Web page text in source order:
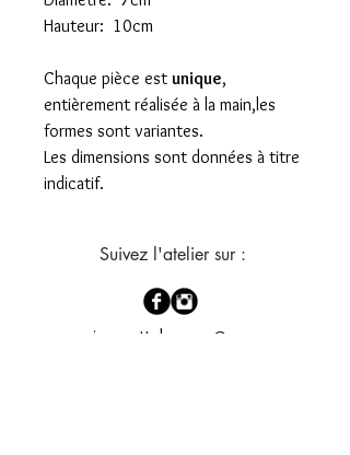
Hauteur: 10cm
Chaque pièce est unique,
entièrement réalisée à la main,les
formes sont variantes.
Les dimensions sont données à titre
indicatif.
Suivez l'atelier sur :
jeannettelaurene@oran